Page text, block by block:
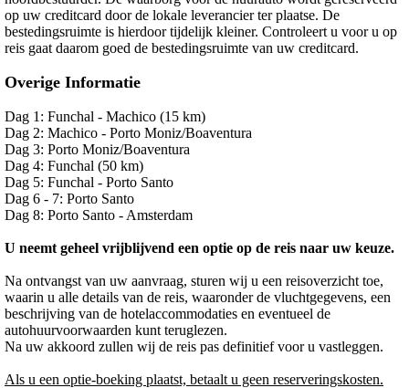
op uw creditcard door de lokale leverancier ter plaatse. De
bestedingsruimte is hierdoor tijdelijk kleiner. Controleert u voor u op
reis gaat daarom goed de bestedingsruimte van uw creditcard.
Overige Informatie
Dag 1: Funchal - Machico (15 km)
Dag 2: Machico - Porto Moniz/Boaventura
Dag 3: Porto Moniz/Boaventura
Dag 4: Funchal (50 km)
Dag 5: Funchal - Porto Santo
Dag 6 - 7: Porto Santo
Dag 8: Porto Santo - Amsterdam
U neemt geheel vrijblijvend een optie op de reis naar uw keuze.
Na ontvangst van uw aanvraag, sturen wij u een reisoverzicht toe,
waarin u alle details van de reis, waaronder de vluchtgegevens, een
beschrijving van de hotelaccommodaties en eventueel de
autohuurvoorwaarden kunt teruglezen.
Na uw akkoord zullen wij de reis pas definitief voor u vastleggen.
Als u een optie-boeking plaatst, betaalt u geen reserveringskosten.